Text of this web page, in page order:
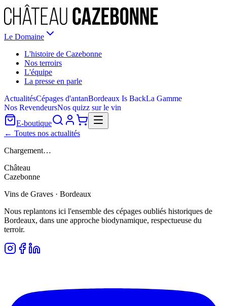
Le Domaine
L'histoire de Cazebonne
Nos terroirs
L'équipe
La presse en parle
ActualitésCépages d'antanBordeaux Is BackLa Gamme
Nos RevendeursNos quizz sur le vin
E-boutique
← Toutes nos actualités
Chargement…
Château
Cazebonne
Vins de Graves · Bordeaux
Nous replantons ici l'ensemble des cépages oubliés historiques de
Bordeaux, dans une approche biodynamique, respectueuse du
terroir.